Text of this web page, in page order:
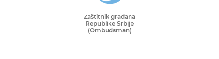
Zaštitnik građana
Republike Srbije
(Ombudsman)